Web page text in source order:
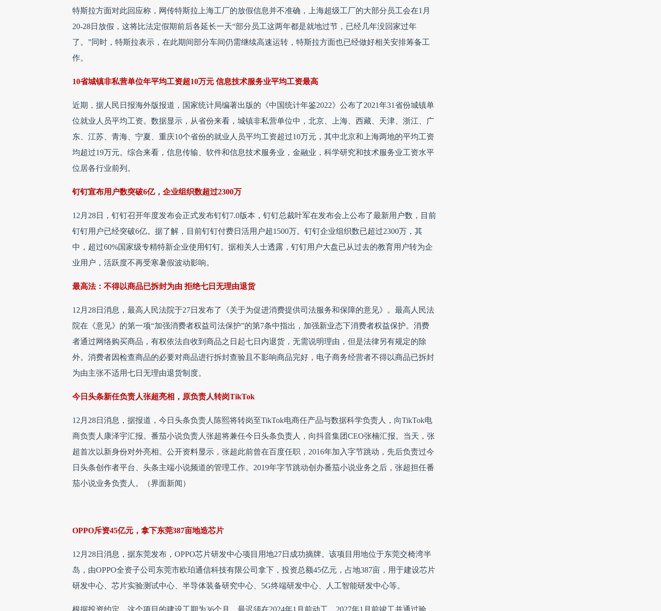
特斯拉方面对此回应称，网传特斯拉上海工厂的放假信息并不准确，上海超级工厂的大部分员工会在1月
20-28日放假，这将比法定假期前后各延长一天“部分员工这两年都是就地过节，已经几年没回家过年
了。”同时，特斯拉表示，在此期间部分车间仍需继续高速运转，特斯拉方面也已经做好相关安排筹备工
作。
10省城镇非私营单位年平均工资超10万元 信息技术服务业平均工资最高
近期，据人民日报海外版报道，国家统计局编著出版的《中国统计年鉴2022》公布了2021年31省份城镇单
位就业人员平均工资。数据显示，从省份来看，城镇非私营单位中，北京、上海、西藏、天津、浙江、广
东、江苏、青海、宁夏、重庆10个省份的就业人员平均工资超过10万元，其中北京和上海两地的平均工资
均超过19万元。综合来看，信息传输、软件和信息技术服务业，金融业，科学研究和技术服务业工资水平
位居各行业前列。
钉钉宣布用户数突破6亿，企业组织数超过2300万
12月28日，钉钉召开年度发布会正式发布钉钉7.0版本，钉钉总裁叶军在发布会上公布了最新用户数，目前
钉钉用户已经突破6亿。据了解，目前钉钉付费日活用户超1500万。钉钉企业组织数已超过2300万，其
中，超过60%国家级专精特新企业使用钉钉。据相关人士透露，钉钉用户大盘已从过去的教育用户转为企
业用户，活跃度不再受寒暑假波动影响。
最高法：不得以商品已拆封为由 拒绝七日无理由退货
12月28日消息，最高人民法院于27日发布了《关于为促进消费提供司法服务和保障的意见》。最高人民法
院在《意见》的第一项“加强消费者权益司法保护”的第7条中指出，加强新业态下消费者权益保护。消费
者通过网络购买商品，有权依法自收到商品之日起七日内退货，无需说明理由，但是法律另有规定的除
外。消费者因检查商品的必要对商品进行拆封查验且不影响商品完好，电子商务经营者不得以商品已拆封
为由主张不适用七日无理由退货制度。
今日头条新任负责人张超亮相，原负责人转岗TikTok
12月28日消息，据报道，今日头条负责人陈熙将转岗至TikTok电商任产品与数据科学负责人，向TikTok电
商负责人康泽宇汇报。番茄小说负责人张超将兼任今日头条负责人，向抖音集团CEO张楠汇报。当天，张
超首次以新身份对外亮相。公开资料显示，张超此前曾在百度任职，2016年加入字节跳动，先后负责过今
日头条创作者平台、头条主端小说频道的管理工作。2019年字节跳动创办番茄小说业务之后，张超担任番
茄小说业务负责人。（界面新闻）
OPPO斥资45亿元，拿下东莞387亩地造芯片
12月28日消息，据东莞发布，OPPO芯片研发中心项目用地27日成功摘牌。该项目用地位于东莞交椅湾半
岛，由OPPO全资子公司东莞市欧珀通信科技有限公司拿下，投资总额45亿元，占地387亩，用于建设芯片
研发中心、芯片实验测试中心、半导体装备研究中心、5G终端研发中心、人工智能研发中心等。
根据投资约定，这个项目的建设工期为36个月，最迟须在2024年1月前动工，2027年1月前竣工并通过验